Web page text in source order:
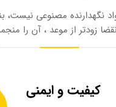
نگهدارنده مصنوعی نیست،
زودتر از موعد ، آن را
کیفیت و ایمنی​​​​​​​